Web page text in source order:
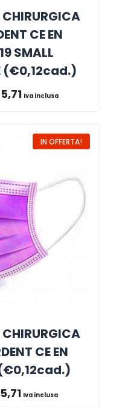
CE EN
SMALL
(€0,12cad.)
5,71 Iva inclusa
IN OFFERTA!
CE EN
5,71 Iva inclusa